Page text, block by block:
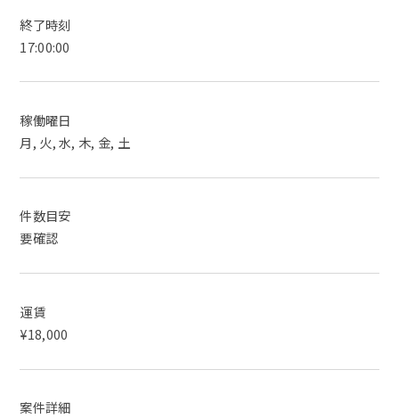
終了時刻
17:00:00
稼働曜日
月, 火, 水, 木, 金, 土
件数目安
要確認
運賃
¥18,000
案件詳細